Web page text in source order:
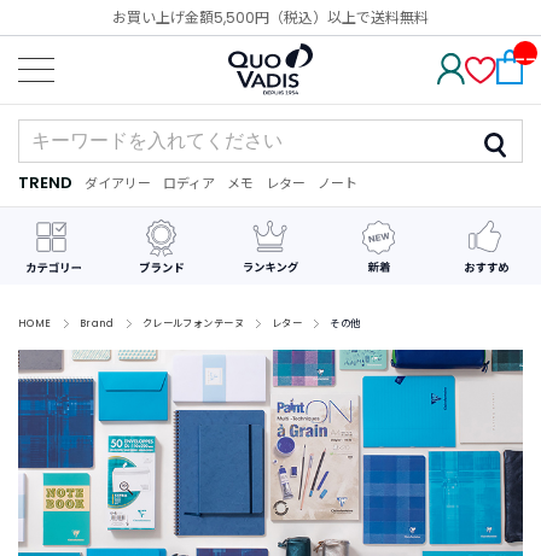
お買い上げ金額5,500円（税込）以上で送料無料
__
M_
CN
TREND
ダ
イ
ア
リ
ー
カ
レ
ン
ダ
ー
メ
手
デ
シ
最
近
チ
ェ
ッ
ク
し
た
商
TREND ダイアリー ロディア メモ レター ノート
HOME Brand クレールフォンテーヌ レター その他